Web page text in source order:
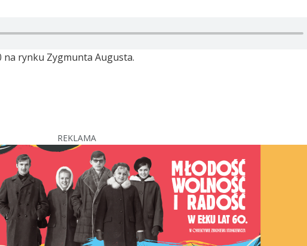
na rynku Zygmunta Augusta.
REKLAMA